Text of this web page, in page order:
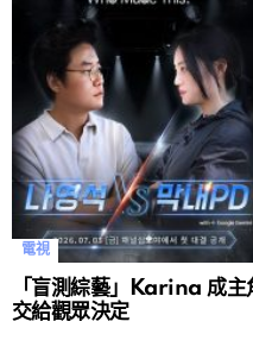
電視
「盲測綜藝」Karina 成
交給觀眾決定